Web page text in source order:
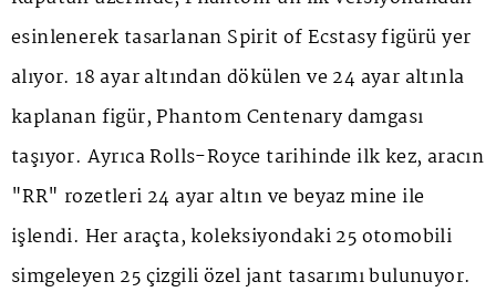
esinlenerek tasarlanan Spirit of Ecstasyfigürü yer
alıyor. 18 ayar altından dökülen ve 24 ayar altınla
kaplanan figür,Phantom Centenarydamgası
taşıyor. Ayrıca Rolls-Royce tarihinde ilk kez, aracın
"RR" rozetleri 24 ayar altın ve beyaz mine ile
işlendi. Her araçta, koleksiyondaki 25 otomobili
simgeleyen 25 çizgili özel jant tasarımı bulunuyor.